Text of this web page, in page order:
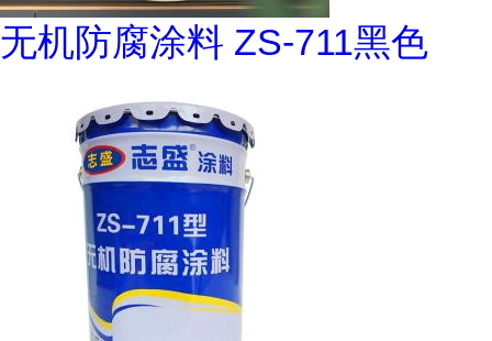
无机防腐涂料 ZS-711黑色